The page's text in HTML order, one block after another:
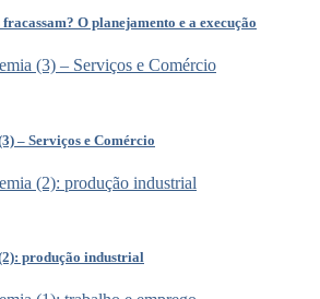
O planejamento e a execução
– Serviços e Comércio
produção industrial